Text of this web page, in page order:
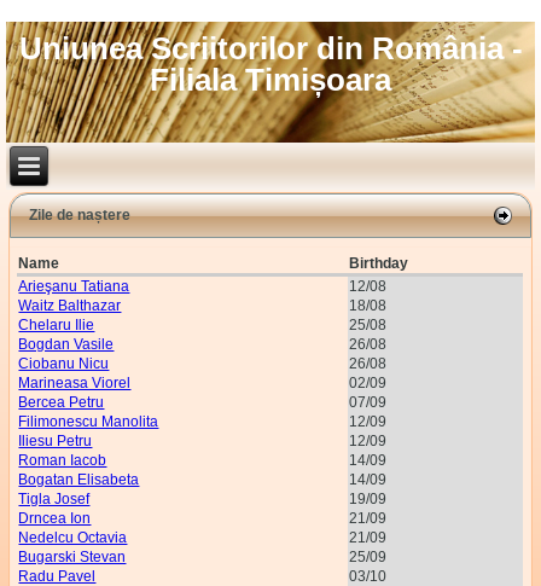
Uniunea Scriitorilor din România -
Filiala Timișoara
Zile de naștere
Name
Birthday
Arieşanu Tatiana
12/08
Waitz Balthazar
18/08
Chelaru Ilie
25/08
Bogdan Vasile
26/08
Ciobanu Nicu
26/08
Marineasa Viorel
02/09
Bercea Petru
07/09
Filimonescu Manolita
12/09
Iliesu Petru
12/09
Roman Iacob
14/09
Bogatan Elisabeta
14/09
Tigla Josef
19/09
Drncea Ion
21/09
Nedelcu Octavia
21/09
Bugarski Stevan
25/09
Radu Pavel
03/10